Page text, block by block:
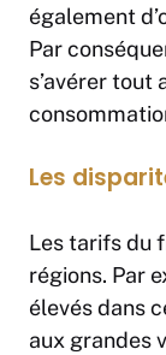
également
Par
s’avérer tout
Les
Les tarifs du
régions. Par
élevés dans
aux grandes